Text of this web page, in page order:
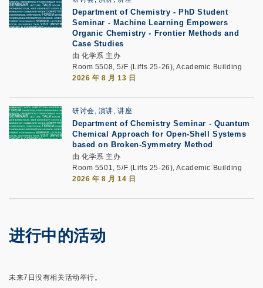
Department of Chemistry - PhD Student
Seminar - Machine Learning Empowers
Organic Chemistry - Frontier Methods and
Case Studies
由 化学系 主办
Room 5508, 5/F (Lifts 25-26), Academic Building
2026 年 8 月 13 日
研讨会, 演讲, 讲座
Department of Chemistry Seminar - Quantum
Chemical Approach for Open-Shell Systems
based on Broken-Symmetry Method
由 化学系 主办
Room 5501, 5/F (Lifts 25-26), Academic Building
2026 年 8 月 14 日
进行中的活动
未来7日没有相关活动举行。